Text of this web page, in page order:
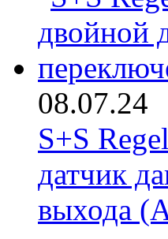
08.07.24
S+S
датчик
выхода